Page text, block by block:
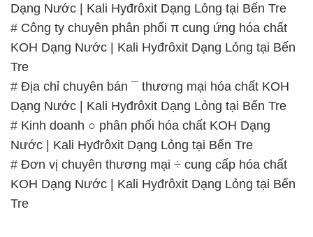
Dạng Nước | Kali Hyđrôxit Dạng Lỏng tại Bến Tre
# Công ty chuyên phân phối π cung ứng hóa chất
KOH Dạng Nước | Kali Hyđrôxit Dạng Lỏng tại Bến
Tre
# Địa chỉ chuyên bán ¯ thương mại hóa chất KOH
Dạng Nước | Kali Hyđrôxit Dạng Lỏng tại Bến Tre
# Kinh doanh ○ phân phối hóa chất KOH Dạng
Nước | Kali Hyđrôxit Dạng Lỏng tại Bến Tre
# Đơn vị chuyên thương mại ÷ cung cấp hóa chất
KOH Dạng Nước | Kali Hyđrôxit Dạng Lỏng tại Bến
Tre